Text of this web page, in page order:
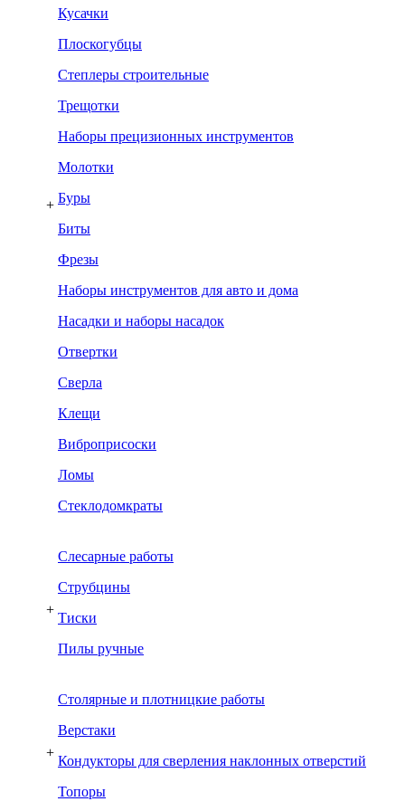
+
Кусачки
Плоскогубцы
Степлеры строительные
Трещотки
Наборы прецизионных инструментов
Молотки
Буры
Биты
Фрезы
Наборы инструментов для авто и дома
Насадки и наборы насадок
Отвертки
Сверла
Клещи
Виброприсоски
Ломы
Стеклодомкраты
+
Слесарные работы
Струбцины
Тиски
Пилы ручные
+
Столярные и плотницкие работы
Верстаки
Кондукторы для сверления наклонных отверстий
Топоры